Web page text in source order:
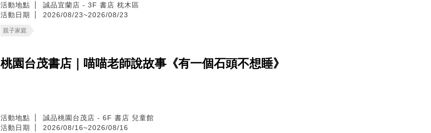
活動地點
誠品宜蘭店 - 3F 書店 枕木區
活動日期
2026/08/23~2026/08/23
親子家庭
桃園台茂書店｜喵喵老師說故事《有一個石頭不想睡》
活動地點
誠品桃園台茂店 - 6F 書店 兒童館
活動日期
2026/08/16~2026/08/16